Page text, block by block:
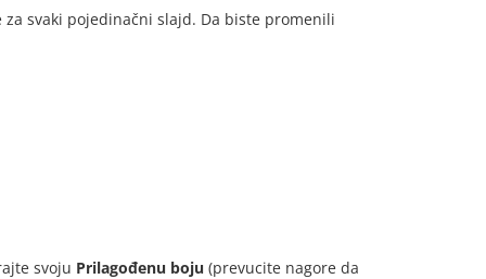
svaki pojedinačni slajd. Da biste promenili
svoju Prilagođenu boju (prevucite nagore da